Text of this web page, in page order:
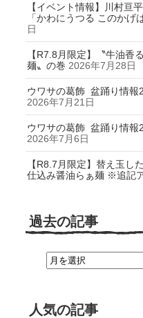
【イベント情報】川村亘
「かわにうつる このかげ
日
【R7.8月限定】〝牛油香
麺〟の巻 2026年7月28日
ウワサの葛飾 盆踊り情
2026年7月21日
ウワサの葛飾 盆踊り情
2026年7月6日
【R8.7月限定】替え玉し
仕込み醤油らぁ麺 ※追記
過去の記事
人気の記事